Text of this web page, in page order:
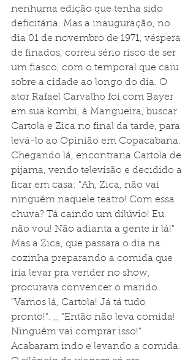
nenhuma edição que tenha sido
deficitária. Mas a inauguração, no
dia 01 de novembro de 1971, véspera
de finados, correu sério risco de ser
um fiasco, com o temporal que caiu
sobre a cidade ao longo do dia. O
ator Rafael Carvalho foi com Bayer
em sua kombi, à Mangueira, buscar
Cartola e Zica no final da tarde, para
levá-lo ao Opinião em Copacabana.
Chegando lá, encontraria Cartola de
pijama, vendo televisão e decidido a
ficar em casa: "Ah, Zica, não vai
ninguém naquele teatro! Com essa
chuva? Tá caindo um dilúvio! Eu
não vou! Não adianta a gente ir lá!"
Mas a Zica, que passara o dia na
cozinha preparando a comida que
iria levar pra vender no show,
procurava convencer o marido.
"Vamos lá, Cartola! Já tá tudo
pronto!". _ "Então não leva comida!
Ninguém vai comprar isso!"
Acabaram indo e levando a comida.